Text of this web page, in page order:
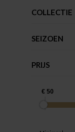
COLLECTIE
SEIZOEN
PRIJS